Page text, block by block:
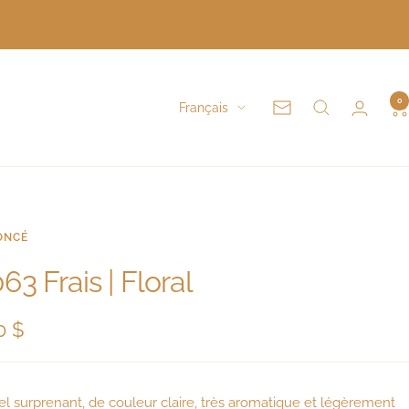
Langue
Français Infolettre.
0
Frais | Floral
$
surprenant, de couleur claire, très aromatique et légèrement